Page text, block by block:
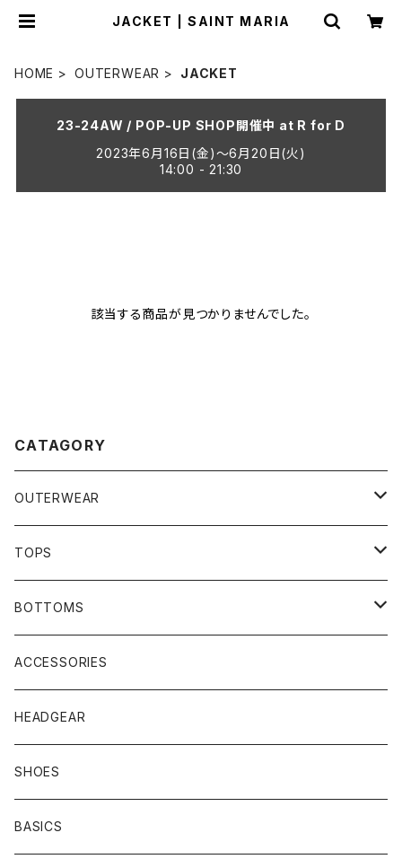
JACKET | SAINT MARIA
HOME OUTERWEAR JACKET
23-24AW / POP-UP SHOP開催中 at R for D
2023年6月16日(金)〜6月20日(火)
14:00 - 21:30
該当する商品が見つかりませんでした。
CATAGORY
OUTERWEAR
JACKET
COAT
VEST
TOPS
SHIRTS
HOODIE
T-SHIRTS
BOTTOMS
TRACK PANTS
ACCESSORIES
HEADGEAR
SHOES
BASICS